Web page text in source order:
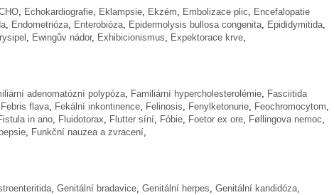
, Echokardiografie, Eklampsie, Ekzém, Embolizace plic, Encefalopatie
, Endometrióza, Enterobióza, Epidermolysis bullosa congenita, Epididymitida,
, Ewingův nádor, Exhibicionismus, Expektorace krve,
adenomatózní polypóza, Familiární hypercholesterolémie, Fasciitida
Febris flava, Fekální inkontinence, Felinosis, Fenylketonurie, Feochromocytom,
in ano, Fluidotorax, Flutter síní, Fóbie, Foetor ex ore, Føllingova nemoc,
, Funkční nauzea a zvracení,
, Genitální bradavice, Genitální herpes, Genitální kandidóza,